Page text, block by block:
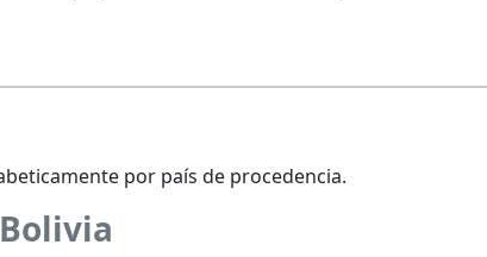
por país de procedencia.
Bolivia